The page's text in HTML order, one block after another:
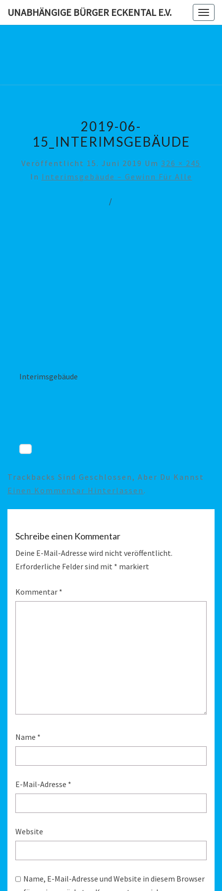
UNABHÄNGIGE BÜRGER ECKENTAL E.V.
2019-06-
15_INTERIMSGEBÄUDE
Veröffentlicht 15. Juni 2019 Um 326 × 245
In Interimsgebäude – Gewinn Für Alle
/
Interimsgebäude
Trackbacks Sind Geschlossen, Aber Du Kannst
Einen Kommentar Hinterlassen .
Schreibe einen Kommentar
Deine E-Mail-Adresse wird nicht veröffentlicht.
Erforderliche Felder sind mit * markiert
Kommentar *
Name *
E-Mail-Adresse *
Website
Name, E-Mail-Adresse und Website in diesem Browser